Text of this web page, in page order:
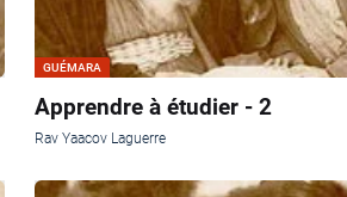
GUÉMARA
Apprendre à étudier - 2
Rav Yaacov Laguerre